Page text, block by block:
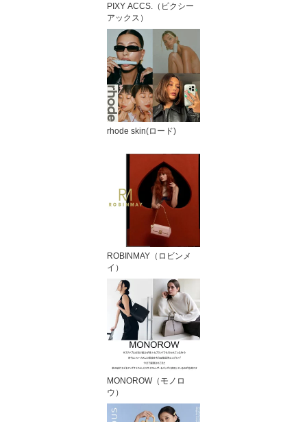
PIXY ACCS.（ピクシー
アックス）
rhode skin(ロード)
ROBINMAY（ロビンメ
イ）
MONOROW（モノロ
ウ）